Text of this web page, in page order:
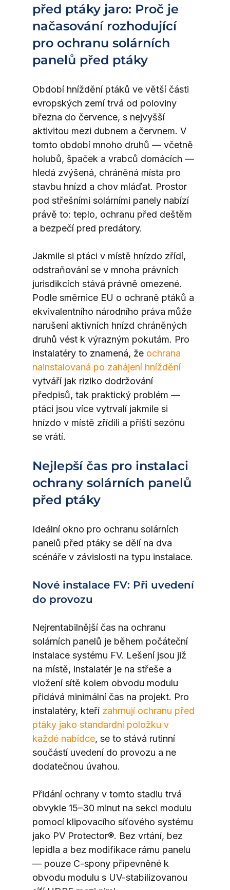
před ptáky jaro: Proč je
načasování rozhodující
pro ochranu solárních
panelů před ptáky
Období hníždění ptáků ve větší části
evropských zemí trvá od poloviny
března do července, s nejvyšší
aktivitou mezi dubnem a červnem. V
tomto období mnoho druhů — včetně
holubů, špaček a vrabců domácích —
hledá zvýšená, chráněná místa pro
stavbu hnízd a chov mláďat. Prostor
pod střešními solárními panely nabízí
právě to: teplo, ochranu před deštěm
a bezpečí pred predátory.
Jakmile si ptáci v místě hnízdo zřídí,
odstraňování se v mnoha právních
jurisdikcích stává právně omezené.
Podle směrnice EU o ochraně ptáků a
ekvivalentního národního práva může
narušení aktivních hnízd chráněných
druhů vést k výrazným pokutám. Pro
instalatéry to znamená, že ochrana
nainstalovaná po zahájení hníždění
vytváří jak riziko dodržování
předpisů, tak praktický problém —
ptáci jsou více vytrvalí jakmile si
hnízdo v místě zřídili a příští sezónu
se vrátí.
Nejlepší čas pro instalaci
ochrany solárních panelů
před ptáky
Ideální okno pro ochranu solárních
panelů před ptáky se dělí na dva
scénáře v závislosti na typu instalace.
Nové instalace FV: Při uvedení
do provozu
Nejrentabilnější čas na ochranu
solárních panelů je během počáteční
instalace systému FV. Lešení jsou již
na místě, instalatér je na střeše a
vložení sítě kolem obvodu modulu
přidává minimální čas na projekt. Pro
instalatéry, kteří zahrnují ochranu před
ptáky jako standardní položku v
každé nabídce, se to stává rutinní
součástí uvedení do provozu a ne
dodatečnou úvahou.
Přidání ochrany v tomto stadiu trvá
obvykle 15–30 minut na sekci modulu
pomocí klipovacího síťového systému
jako PV Protector®. Bez vrtání, bez
lepidla a bez modifikace rámu panelu
— pouze C-spony připevněné k
obvodu modulu s UV-stabilizovanou